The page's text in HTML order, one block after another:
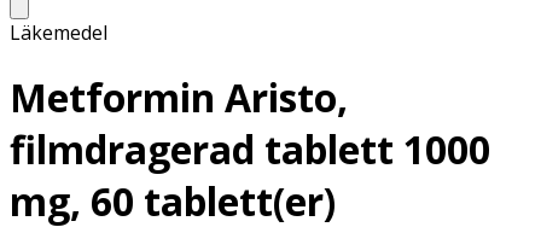
Läkemedel
Metformin Aristo,
filmdragerad tablett 1000
mg, 60 tablett(er)